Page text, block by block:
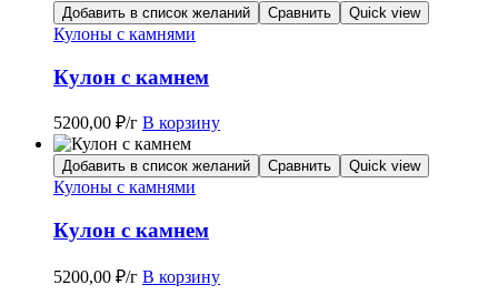
Добавить в список желаний Сравнить Quick view
Кулоны с камнями
Кулон с камнем
5200,00 ₽/г В корзину
Добавить в список желаний Сравнить Quick view
Кулоны с камнями
Кулон с камнем
5200,00 ₽/г В корзину